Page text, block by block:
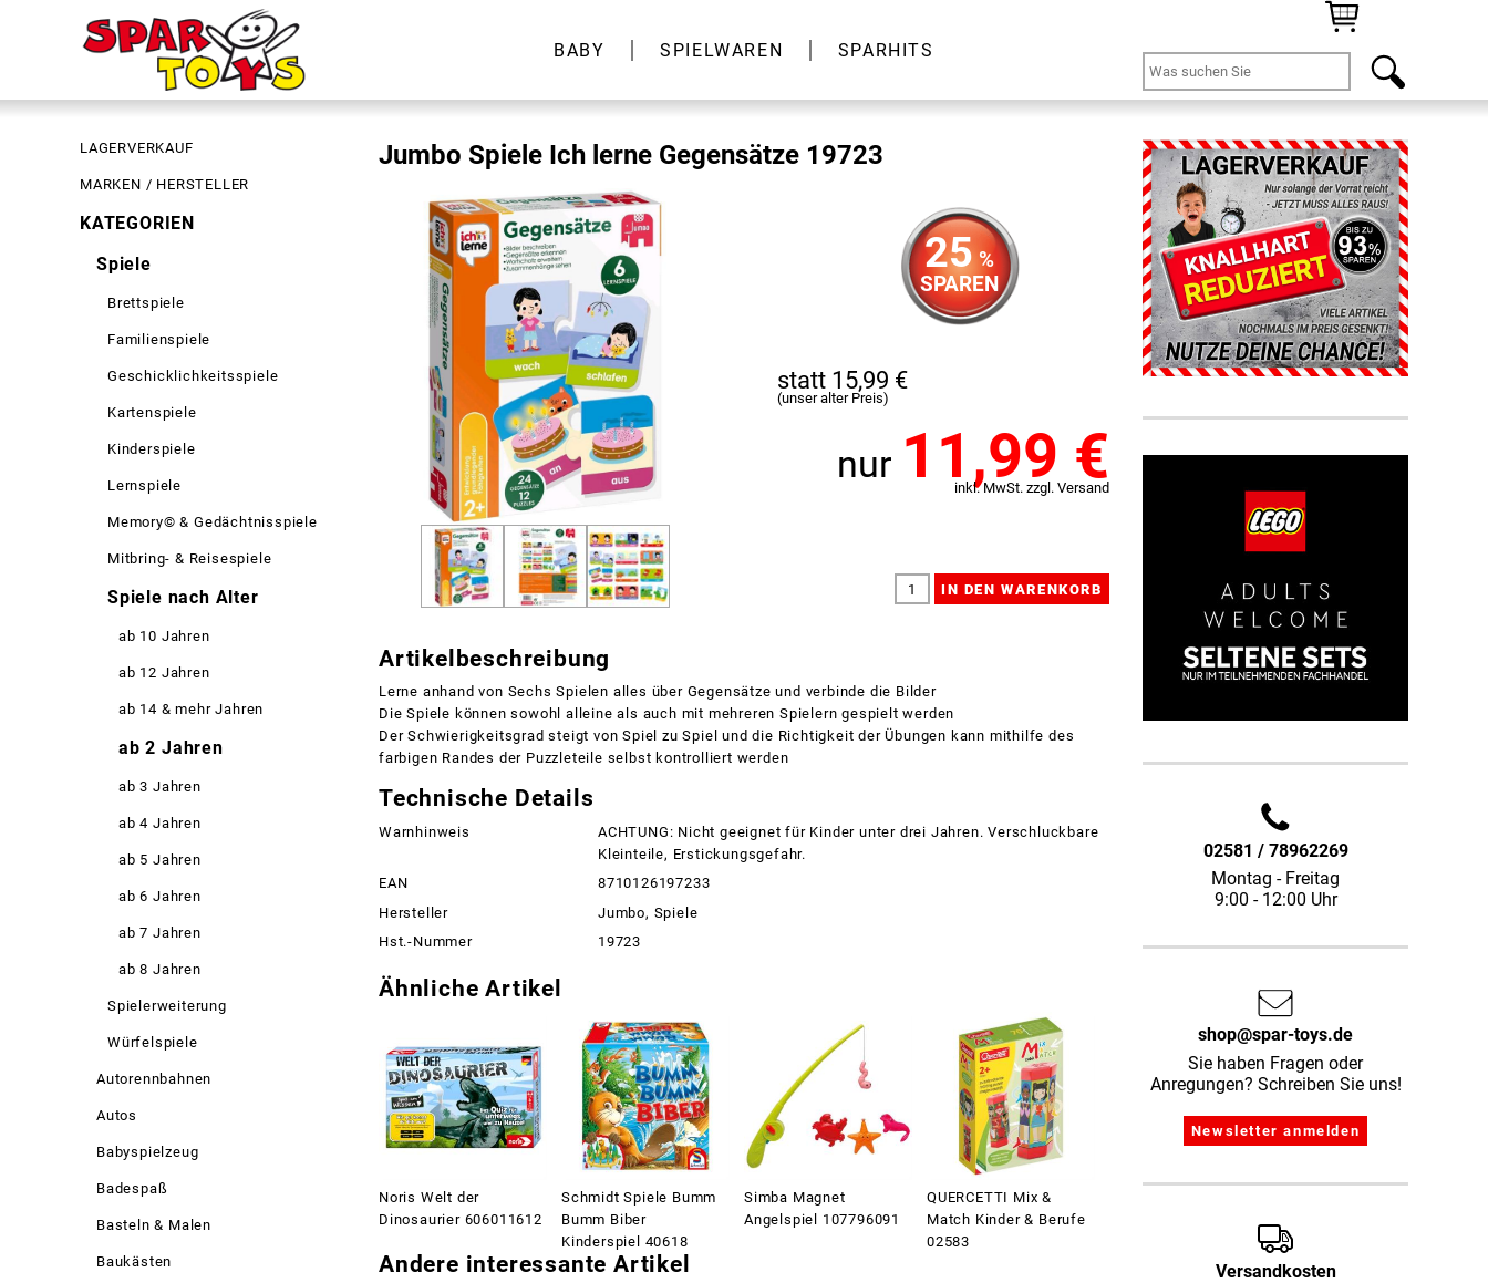
BABY SPIELWAREN SPARHITS
LAGERVERKAUF
MARKEN / HERSTELLER
KATEGORIEN
Spiele
Brettspiele
Familienspiele
Geschicklichkeitsspiele
Kartenspiele
Kinderspiele
Lernspiele
Memory© & Gedächtnisspiele
Mitbring- & Reisespiele
Spiele nach Alter
ab 10 Jahren
ab 12 Jahren
ab 14 & mehr Jahren
ab 2 Jahren
ab 3 Jahren
ab 4 Jahren
ab 5 Jahren
ab 6 Jahren
ab 7 Jahren
ab 8 Jahren
Spielerweiterung
Würfelspiele
Autorennbahnen
Autos
Babyspielzeug
Badespaß
Basteln & Malen
Baukästen
Jumbo Spiele Ich lerne Gegensätze 19723
25 %
SPAREN
statt 15,99 €
(unser alter Preis)
nur 11,99 €
inkl. MwSt. zzgl. Versand
Artikelbeschreibung
Lerne anhand von Sechs Spielen alles über Gegensätze und verbinde die Bilder
Die Spiele können sowohl alleine als auch mit mehreren Spielern gespielt werden
Der Schwierigkeitsgrad steigt von Spiel zu Spiel und die Richtigkeit der Übungen kann mithilfe des
farbigen Randes der Puzzleteile selbst kontrolliert werden
Technische Details
Warnhinweis
ACHTUNG: Nicht geeignet für Kinder unter drei Jahren. Verschluckbare
Kleinteile, Erstickungsgefahr.
EAN
8710126197233
Hersteller
Jumbo, Spiele
Hst.-Nummer
19723
Ähnliche Artikel
Noris Welt der
Dinosaurier 606011612
Schmidt Spiele Bumm
Bumm Biber
Kinderspiel 40618
Simba Magnet
Angelspiel 107796091
QUERCETTI Mix &
Match Kinder & Berufe
02583
Andere interessante Artikel
02581 / 78962269
Montag - Freitag
9:00 - 12:00 Uhr
shop@spar-toys.de
Sie haben Fragen oder
Anregungen? Schreiben Sie uns!
Versandkosten